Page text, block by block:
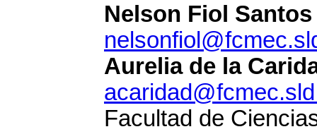
Nelson Fiol Santos
Aurelia de la
Facultad de